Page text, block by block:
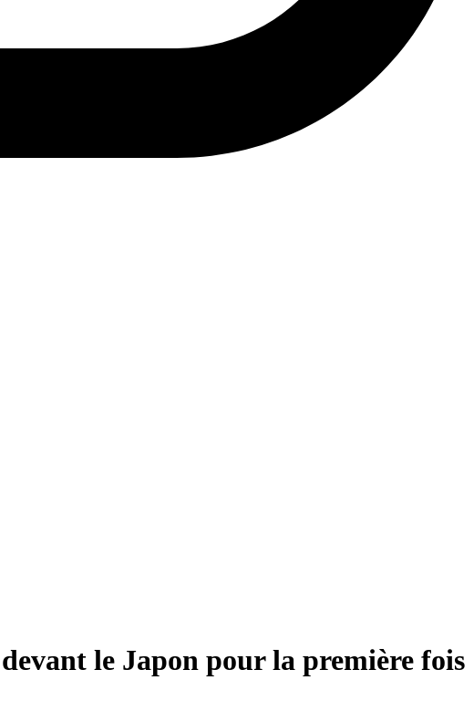
le Japon pour la première fois